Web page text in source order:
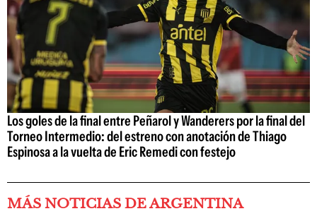
Los goles de la final entre Peñarol y Wanderers por la final del
Torneo Intermedio: del estreno con anotación de Thiago
Espinosa a la vuelta de Eric Remedi con festejo
MÁS NOTICIAS DE ARGENTINA